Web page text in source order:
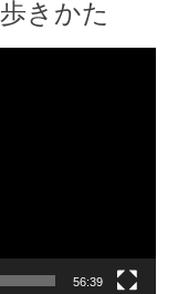
きかた
56:39